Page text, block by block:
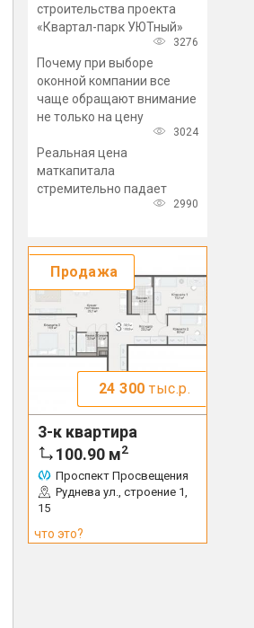
строительства проекта
«Квартал-парк УЮТный»
3276
Почему при выборе
оконной компании все
чаще обращают внимание
не только на цену
3024
Реальная цена
маткапитала
стремительно падает
2990
Продажа
24 300 тыс.р.
3-к квартира
100.90 м2
Проспект Просвещения
Руднева ул., строение 1,
15
что это?